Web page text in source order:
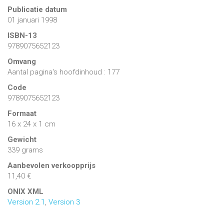
Publicatie datum
01 januari 1998
ISBN-13
9789075652123
Omvang
Aantal pagina's hoofdinhoud : 177
Code
9789075652123
Formaat
16 x 24 x 1 cm
Gewicht
339 grams
Aanbevolen verkoopprijs
11,40 €
ONIX XML
Version 2.1 , Version 3